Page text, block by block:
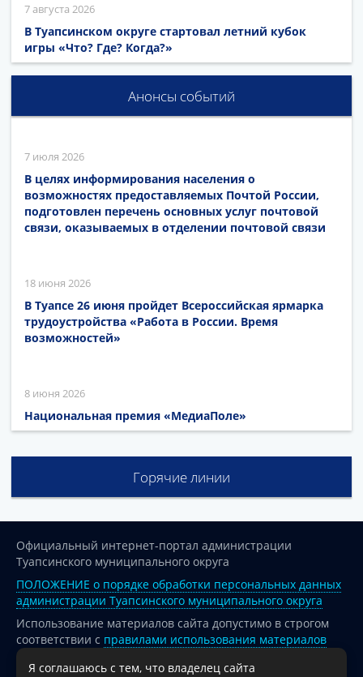
7 августа 2026
В Туапсинском округе стартовал летний кубок
игры «Что? Где? Когда?»
Анонсы событий
7 июля 2026
В целях информирования населения о
возможностях предоставляемых Почтой России,
подготовлен перечень основных услуг почтовой
связи, оказываемых в отделении почтовой связи
18 июня 2026
В Туапсе 26 июня пройдет Всероссийская ярмарка
трудоустройства «Работа в России. Время
возможностей»
8 июня 2026
Национальная премия «МедиаПоле»
Горячие линии
Официальный интернет-портал администрации
Туапсинского муниципального округа
ПОЛОЖЕНИЕ о порядке обработки персональных данных
администрации Туапсинского муниципального округа
Использование материалов сайта допустимо в строгом
соответствии с правилами использования материалов
опубликованных на сайте
Я соглашаюсь с тем, что владелец сайта